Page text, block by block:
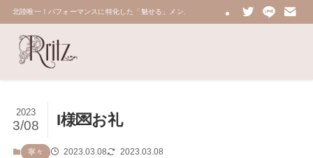
北陸唯一！パフォーマンスに特化した「魅せる」メンズエステ 鼠蹊部・密着・総合技術力
I様💌お礼
2023
3/08
寧々 2023.03.08 2023.03.08